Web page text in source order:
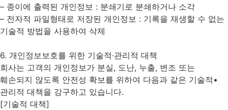
– 종이에 출력된 개인정보 : 분쇄기로 분쇄하거나 소각
– 전자적 파일형태로 저장된 개인정보 : 기록을 재생할 수 없는
기술적 방법을 사용하여 삭제
6. 개인정보보호를 위한 기술적∙관리적 대책
회사는 고객의 개인정보가 분실, 도난, 누출, 변조 또는
훼손되지 않도록 안전성 확보를 위하여 다음과 같은 기술적•
관리적 대책을 강구하고 있습니다.
[기술적 대책]